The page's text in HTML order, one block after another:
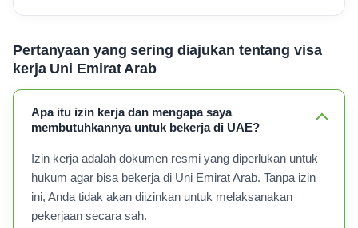
Pertanyaan yang sering diajukan tentang visa
kerja Uni Emirat Arab
Apa itu izin kerja dan mengapa saya
membutuhkannya untuk bekerja di UAE?
Izin kerja adalah dokumen resmi yang diperlukan untuk
hukum agar bisa bekerja di Uni Emirat Arab. Tanpa izin
ini, Anda tidak akan diizinkan untuk melaksanakan
pekerjaan secara sah.